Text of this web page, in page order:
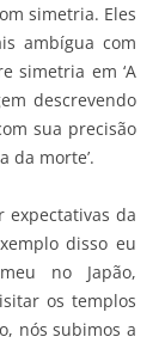
simetria. Eles
ambígua com
simetria em ‘A
descrevendo
sua precisão
da morte’.
expectativas da
disso eu
no Japão,
os templos
nós subimos a